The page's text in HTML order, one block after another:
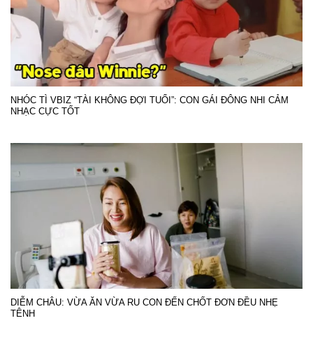
NHÓC TÌ VBIZ “TÀI KHÔNG ĐỢI TUỔI”: CON GÁI ĐÔNG NHI CẢM
NHẠC CỰC TỐT
DIỄM CHÂU: VỪA ĂN VỪA RU CON ĐẾN CHỐT ĐƠN ĐỀU NHẸ
TÊNH